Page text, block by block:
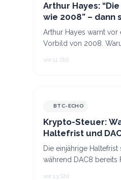
Arthur Hayes:
wie 2008” – dann
steigen
Arthur Hayes warnt vor
Vorbild von 2008.
Kurs von einer Million
vor 11 Std.
BTC-ECHO
Krypto-Steuer:
Haltefrist und
Die einjährige
während DAC8 bereits
vor 13 Std.